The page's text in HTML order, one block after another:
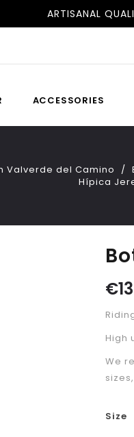
ARTISANAL
FREE SHIPPING TO
ACCESSORIES
Valverde del Camino
Hípica
High
We
Size